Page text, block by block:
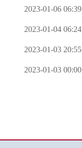
2023-01-06 06:39
2023-01-04 06:24
2023-01-03 20:55
2023-01-03 00:00